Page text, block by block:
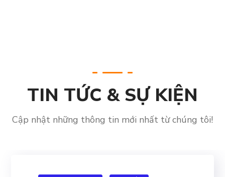
TIN TỨC & SỰ KIỆN
Cập nhật những thông tin mới nhất từ chúng tôi!